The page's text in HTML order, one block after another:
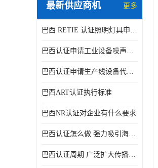
最新供应商机 更多
巴西 RETIE 认证照明灯具申请 RETIE 认证
巴西认证申请工业设备噪声控制认证规范
巴西认证申请生产线设备代理机构选择
巴西ART认证执行标准
巴西NR认证对企业有什么要求
巴西认证怎么做 强力吸引海外投资
巴西认证周期 广泛扩大传播范围